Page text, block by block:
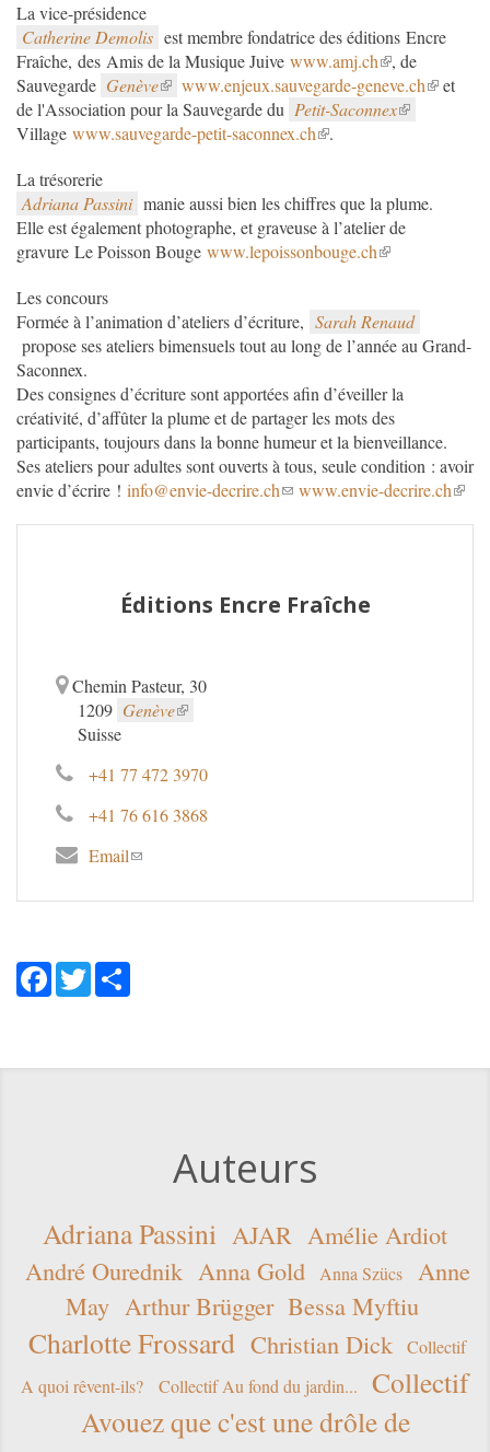
La vice-présidence
Catherine Demolis est membre fondatrice des éditions Encre
Fraîche, des Amis de la Musique Juive www.amj.ch
, de
Sauvegarde Genève www.enjeux.sauvegarde-geneve.ch
et
de l'Association pour la Sauvegarde du Petit-Saconnex
Village www.sauvegarde-petit-saconnex.ch
.
La trésorerie
Adriana Passini manie aussi bien les chiffres que la plume.
Elle est également photographe, et graveuse à l’atelier de
gravure Le Poisson Bouge www.lepoissonbouge.ch
Les concours
Formée à l’animation d’ateliers d’écriture, Sarah Renaud
propose ses ateliers bimensuels tout au long de l’année au Grand-
Saconnex.
Des consignes d’écriture sont apportées afin d’éveiller la
créativité, d’affûter la plume et de partager les mots des
participants, toujours dans la bonne humeur et la bienveillance.
Ses ateliers pour adultes sont ouverts à tous, seule condition : avoir
envie d’écrire ! info@envie-decrire.ch www.envie-decrire.ch
Éditions Encre Fraîche
Chemin Pasteur, 30
1209 Genève
Suisse
+41 77 472 3970
+41 76 616 3868
Email
Facebook
Twitter
Auteurs
Adriana Passini AJAR Amélie Ardiot
André Ourednik Anna Gold Anna Szücs
Anne
May Arthur Brügger Bessa Myftiu
Charlotte Frossard Christian Dick
Collectif
A quoi rêvent-ils?
Collectif Au fond du jardin...
Collectif
Avouez que c'est une drôle de